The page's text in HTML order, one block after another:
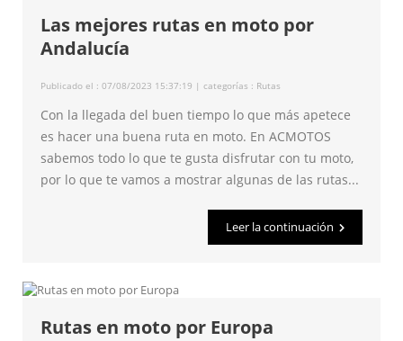
Las mejores rutas en moto por
Andalucía
Publicado el : 07/08/2023 15:37:19 | categorías : Rutas
Con la llegada del buen tiempo lo que más apetece
es hacer una buena ruta en moto. En ACMOTOS
sabemos todo lo que te gusta disfrutar con tu moto,
por lo que te vamos a mostrar algunas de las rutas...
Leer la continuación
Rutas en moto por Europa